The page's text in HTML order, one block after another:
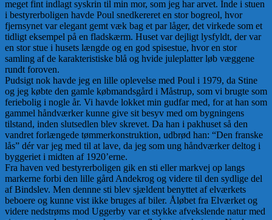
meget fint indlagt syskrin til min mor, som jeg har arvet. Inde i stuen
i bestyrerboligen havde Poul snedkereret en stor bogreol, hvor
fjernsynet var elegant gemt væk bag et par låger, det virkede som et
tidligt eksempel på en fladskærm. Huset var dejligt lysfyldt, der var
en stor stue i husets længde og en god spisestue, hvor en stor
samling af de karakteristiske blå og hvide juleplatter løb væggene
rundt foroven.
Pudsigt nok havde jeg en lille oplevelse med Poul i 1979, da Stine
og jeg købte den gamle købmandsgård i Måstrup, som vi brugte som
feriebolig i nogle år. Vi havde lokket min gudfar med, for at han som
gammel håndværker kunne give sit besyv med om bygningens
tilstand, inden slutsedlen blev skrevet. Da han i pakhuset så den
vandret forlængede tømmerkonstruktion, udbrød han: “Den franske
lås” dér var jeg med til at lave, da jeg som ung håndværker deltog i
byggeriet i midten af 1920’erne.
Fra haven ved bestyrerboligen gik en sti eller markvej op langs
markerne forbi den lille gård Andekrog og videre til den sydlige del
af Bindslev. Men dennne sti blev sjældent benyttet af elværkets
beboere og kunne vist ikke bruges af biler. Åløbet fra Elværket og
videre nedstrøms mod Uggerby var et stykke afvekslende natur med